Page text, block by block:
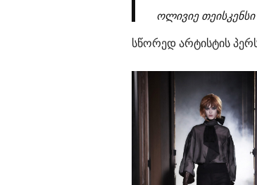
ოლივიე თეისკენსი
სწორედ არტისტის